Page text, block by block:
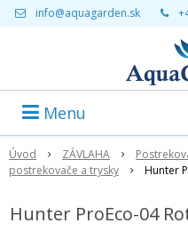
info@aquagarden.sk
Menu
Úvod ZÁVLAHA
postrekovače a trysky
Hunter
Hunter ProEco-04